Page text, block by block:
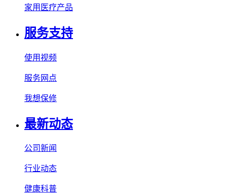
家用医疗产品
服务支持
使用视频
服务网点
我想保修
最新动态
公司新闻
行业动态
健康科普